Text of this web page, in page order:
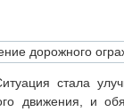
стала
движения, и